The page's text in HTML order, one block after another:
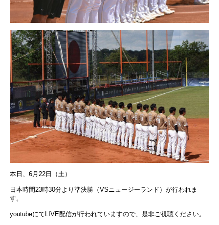
本日、6月22日（土）
日本時間23時30分より準決勝（VSニュージーランド）が行われま
す。
youtubeにてLIVE配信が行われていますので、是非ご視聴ください。